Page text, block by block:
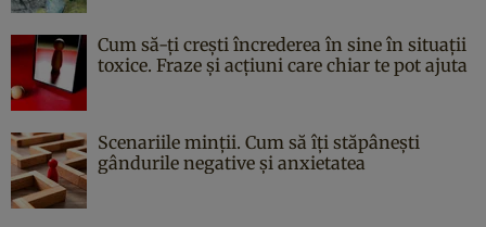
Cum să-ți crești încrederea în sine în situații
toxice. Fraze și acțiuni care chiar te pot ajuta
Scenariile minții. Cum să îți stăpânești
gândurile negative și anxietatea